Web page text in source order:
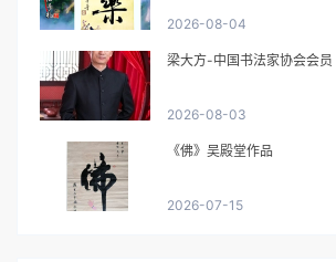
2026-08-04
梁大方-中国书法家协会会员
2026-08-03
《佛》吴殿堂作品
2026-07-15